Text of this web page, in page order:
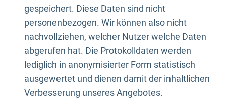
gespeichert. Diese Daten sind nicht
personenbezogen. Wir können also nicht
nachvollziehen, welcher Nutzer welche Daten
abgerufen hat. Die Protokolldaten werden
lediglich in anonymisierter Form statistisch
ausgewertet und dienen damit der inhaltlichen
Verbesserung unseres Angebotes.